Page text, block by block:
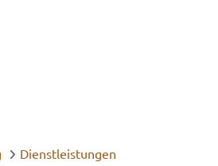
Dienstleistungen